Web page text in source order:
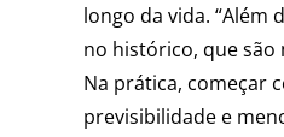
longo da vida. “Além
no histórico, que
Na prática, começar
previsibilidade e